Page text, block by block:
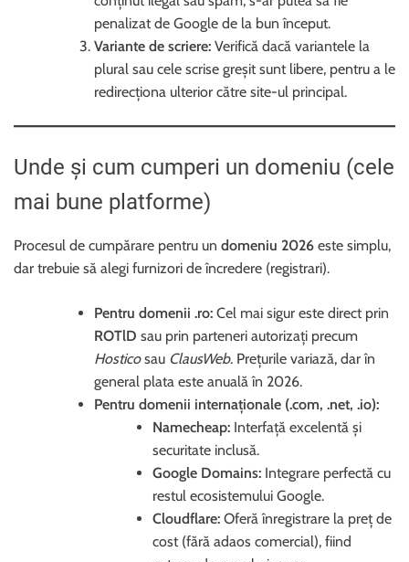
penalizat de Google de la bun început.
Variante de scriere: Verifică dacă variantele la
plural sau cele scrise greșit sunt libere, pentru a le
redirecționa ulterior către site-ul principal.
Unde și cum cumperi un domeniu (cele
mai bune platforme)
Procesul de cumpărare pentru un domeniu 2026 este simplu,
dar trebuie să alegi furnizori de încredere (registrari).
Pentru domenii .ro: Cel mai sigur este direct prin
ROTlD sau prin parteneri autorizați precum
Hosticosau ClausWeb. Prețurile variază, dar în
general plata este anuală în 2026.
Pentru domenii internaționale (.com, .net, .io):
Namecheap: Interfață excelentă și
securitate inclusă.
Google Domains: Integrare perfectă cu
restul ecosistemului Google.
Cloudflare: Oferă înregistrare la preț de
cost (fără adaos comercial), fiind